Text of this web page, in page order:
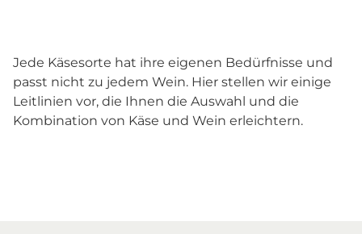
Jede Käsesorte hat ihre eigenen Bedürfnisse und
passt nicht zu jedem Wein. Hier stellen wir einige
Leitlinien vor, die Ihnen die Auswahl und die
Kombination von Käse und Wein erleichtern.